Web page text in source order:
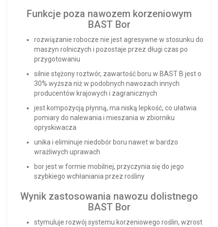
Funkcje poza nawozem korzeniowym
BAST Bor
rozwiązanie robocze nie jest agresywne w stosunku do
maszyn rolniczych i pozostaje przez długi czas po
przygotowaniu
silnie stężony roztwór, zawartość boru w BAST B jest o
30% wyższa niż w podobnych nawozach innych
producentów krajowych i zagranicznych
jest kompozycją płynną, ma niską lepkość, co ułatwia
pomiary do nalewania i mieszania w zbiorniku
opryskiwacza
unika i eliminuje niedobór boru nawet w bardzo
wrażliwych uprawach
bor jest w formie mobilnej, przyczynia się do jego
szybkiego wchłaniania przez rośliny
Wynik zastosowania nawozu dolistnego
BAST Bor
stymuluje rozwój systemu korzeniowego roślin, wzrost